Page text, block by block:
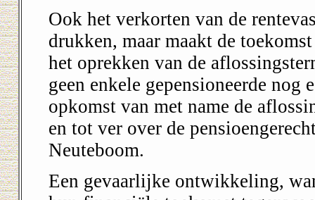
Ook het verkorten van de
drukken, maar maakt de
het oprekken van de
geen enkele gepensioneerde nog
opkomst van met name de
en tot ver over de
Neuteboom.
Een gevaarlijke ontwikkeling,